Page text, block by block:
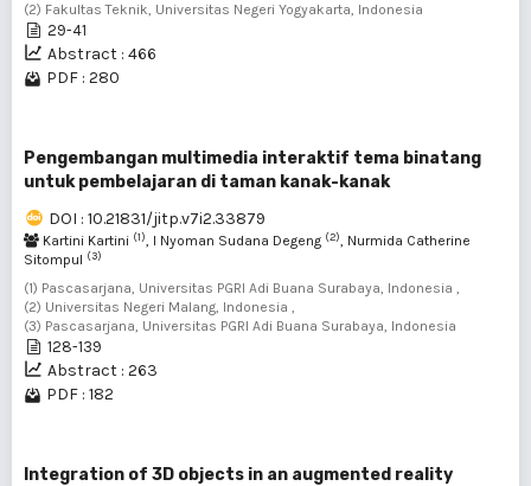
(2) Fakultas Teknik, Universitas Negeri Yogyakarta, Indonesia
29-41
Abstract : 466
PDF : 280
Pengembangan multimedia interaktif tema binatang
untuk pembelajaran di taman kanak-kanak
DOI : 10.21831/jitp.v7i2.33879
Kartini Kartini (1), I Nyoman Sudana Degeng (2), Nurmida Catherine
Sitompul (3)
(1) Pascasarjana, Universitas PGRI Adi Buana Surabaya, Indonesia ,
(2) Universitas Negeri Malang, Indonesia ,
(3) Pascasarjana, Universitas PGRI Adi Buana Surabaya, Indonesia
128-139
Abstract : 263
PDF : 182
Integration of 3D objects in an augmented reality